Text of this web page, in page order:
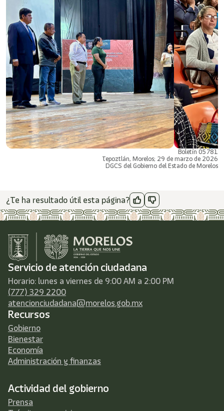
Boletín 05781
Tepoztlán, Morelos; 29 de marzo de 2026
DGCS del Gobierno del Estado de Morelos
¿Te ha resultado útil esta página?
Servicio de atención ciudadana
Horario: lunes a viernes de 9:00 AM a 2:00 PM
(777) 329 2200
atencionciudadana@morelos.gob.mx
Recursos
Gobierno
Bienestar
Economía
Administración y finanzas
Actividad del gobierno
Prensa